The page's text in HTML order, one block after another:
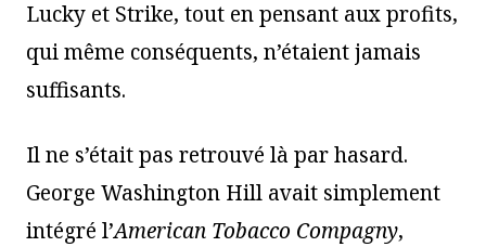
Lucky et Strike, tout en pensant aux profits,
qui même conséquents, n’étaient jamais
suffisants.
Il ne s’était pas retrouvé là par hasard.
George Washington Hill avait simplement
intégré l’American Tobacco Compagny,